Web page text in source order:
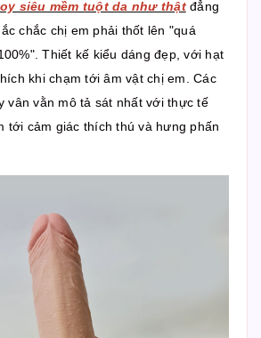
siêu mềm tuột da như thậtđẳng
chắc chị em phải thốt lên "quá
Thiết kế kiểu dáng đẹp, với hạt
khi chạm tới âm vật chị em. Các
vân vằn mô tả sát nhất với thực tế
tới cảm giác thích thú và hưng phấn